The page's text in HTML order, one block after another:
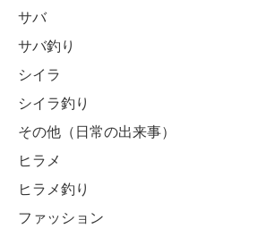
サバ
サバ釣り
シイラ
シイラ釣り
その他（日常の出来事）
ヒラメ
ヒラメ釣り
ファッション